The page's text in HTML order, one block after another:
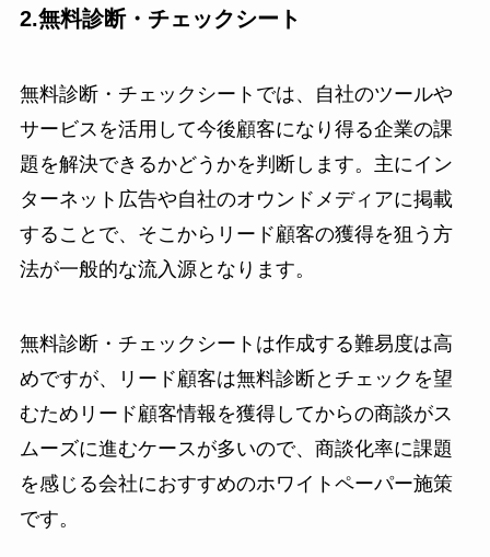
2.無料診断・チェックシート
無料診断・チェックシートでは、自社のツールや
サービスを活用して今後顧客になり得る企業の課
題を解決できるかどうかを判断します。主にイン
ターネット広告や自社のオウンドメディアに掲載
することで、そこからリード顧客の獲得を狙う方
法が一般的な流入源となります。
無料診断・チェックシートは作成する難易度は高
めですが、リード顧客は無料診断とチェックを望
むためリード顧客情報を獲得してからの商談がス
ムーズに進むケースが多いので、商談化率に課題
を感じる会社におすすめのホワイトペーパー施策
です。